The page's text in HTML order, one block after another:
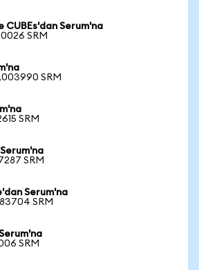
CUBEs'dan Serum'na
SRM
SRM
SRM
SRM
Serum'na
SRM
SRM